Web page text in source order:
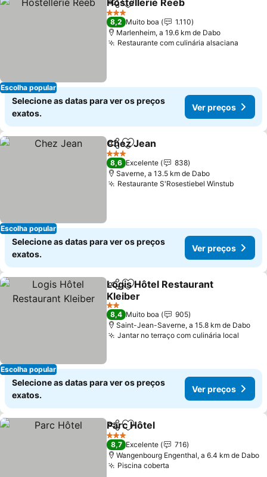
Escolha popular
PartilharAdicionar aos favoritos
Hostellerie Reeb
3 Estrelas
8,2 Muito boa
1.110
Marlenheim, a 19.6 km de Dabo
Restaurante com culinária alsaciana
Selecione as datas para ver os preços
exatos.
Ver preços
Escolha popular
PartilharAdicionar aos favoritos
Chez Jean
3 Estrelas
8,6 Excelente
838
Saverne, a 13.5 km de Dabo
Restaurante S'Rosestiebel Winstub
Selecione as datas para ver os preços
exatos.
Ver preços
Escolha popular
PartilharAdicionar aos favoritos
Logis Hôtel Restaurant
Kleiber
2 Estrelas
8,4 Muito boa
905
Saint-Jean-Saverne, a 15.8 km de Dabo
Jantar no terraço com culinária local
Selecione as datas para ver os preços
exatos.
Ver preços
PartilharAdicionar aos favoritos
Parc Hôtel
3 Estrelas
8,7 Excelente
716
Wangenbourg Engenthal, a 6.4 km de Dabo
Piscina coberta